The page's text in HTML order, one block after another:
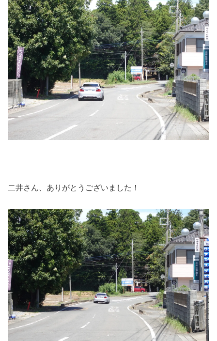
二井さん、ありがとうございました！